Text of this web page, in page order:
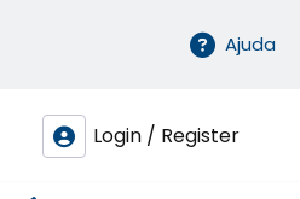
Ajuda
Login / Register